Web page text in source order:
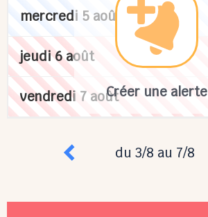
Créer une alerte
mercredi 5 août
jeudi 6 août
vendredi 7 août
du 3/8 au 7/8